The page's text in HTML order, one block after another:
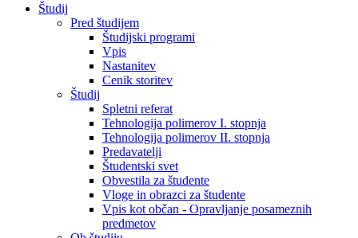
Študij
Pred študijem
Študijski programi
Vpis
Nastanitev
Cenik storitev
Študij
Spletni referat
Tehnologija polimerov I. stopnja
Tehnologija polimerov II. stopnja
Predavatelji
Študentski svet
Obvestila za študente
Vloge in obrazci za študente
Vpis kot občan - Opravljanje posameznih
predmetov